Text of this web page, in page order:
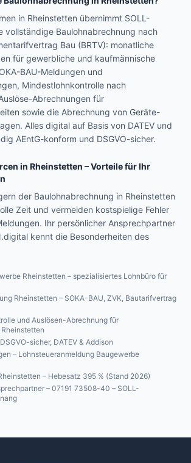
in Rheinstetten übernimmt SOLL-
vollständige Baulohnabrechnung nach
Bau (BRTV): monatliche
für gewerbliche und kaufmännische
BAU-Meldungen und
Mindestlohnkontrolle nach
Abrechnungen für
sowie die Abrechnung von Geräte-
Alles digital auf Basis von DATEV und
AEntG-konform und DSGVO-sicher.
in Rheinstetten – Vorteile für Ihr
der Baulohnabrechnung in Rheinstetten
Zeit und vermeiden kostspielige Fehler
Ihr persönlicher Ansprechpartner
kennt die Besonderheiten des
Rheinstetten – spezialisiertes Lohnbüro für
Rheinstetten – SOKA-BAU, ZVK, Bautarifvertrag
und Auslösen-Abrechnung für
Rheinstetten
sicher, DATEV & Addison
– Lohnsteueranmeldung Baugewerbe
– Hebesatz 395 % (Stand 2026)
– 07191 73508-40 – SOLL-